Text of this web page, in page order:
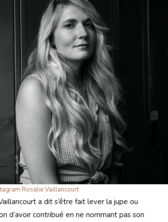
Rosalie Vaillancourt
a dit s’être fait lever la jupe ou
d’avoir contribué en ne nommant pas son